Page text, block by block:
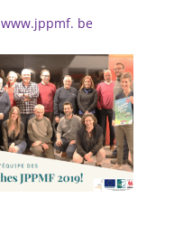
www.jppmf. be